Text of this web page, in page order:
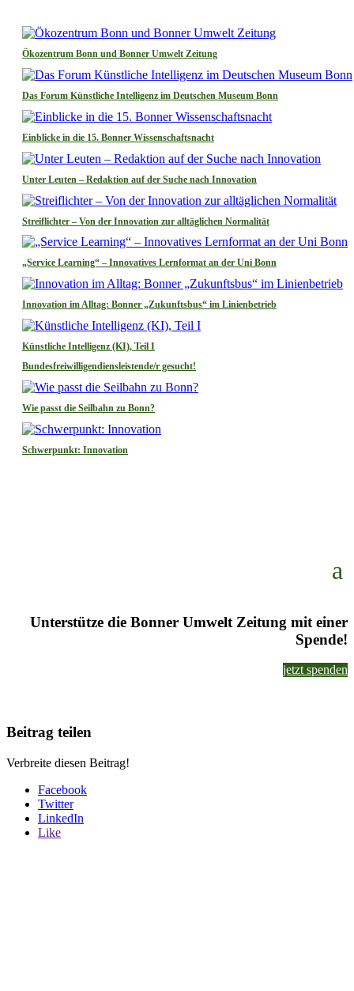
Ökozentrum Bonn und Bonner Umwelt Zeitung
Das Forum Künstliche Intelligenz im Deutschen Museum Bonn
Einblicke in die 15. Bonner Wissenschaftsnacht
Unter Leuten – Redaktion auf der Suche nach Innovation
Streiflichter – Von der Innovation zur alltäglichen Normalität
„Service Learning“ – Innovatives Lernformat an der Uni Bonn
Innovation im Alltag: Bonner „Zukunftsbus“ im Linienbetrieb
Künstliche Intelligenz (KI), Teil I
Bundesfreiwilligendiensleistende/r gesucht!
Wie passt die Seilbahn zu Bonn?
Schwerpunkt: Innovation
Unterstütze die Bonner Umwelt Zeitung mit einer
Spende!
jetzt spenden
Beitrag teilen
Verbreite diesen Beitrag!
Facebook
Twitter
LinkedIn
Like